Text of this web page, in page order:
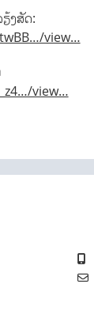
ງສັດ:
view…
view…